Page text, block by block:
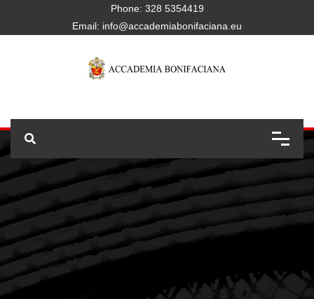
Phone: 328 5354419
Email: info@accademiabonifaciana.eu